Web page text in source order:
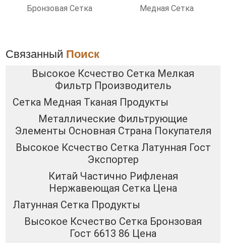
Бронзовая Сетка Медная Сетка
Связанный Поиск
Высокое Ксчество Сетка Мелкая
Фильтр Производитель
Сетка Медная Тканая Продукты
Металлические Фильтрующие
Элементы Основная Страна Покупателя
Высокое Ксчество Сетка Латунная Гост
Экспортер
Китай Частично Рифленая
Нержавеющая Сетка Цена
Латунная Сетка Продукты
Высокое Ксчество Сетка Бронзовая
Гост 6613 86 Цена